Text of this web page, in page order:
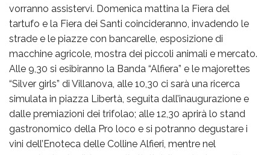
vorranno assistervi. Domenica mattina la Fiera del
tartufo e la Fiera dei Santi coincideranno, invadendo le
strade e le piazze con bancarelle, esposizione di
macchine agricole, mostra dei piccoli animali e mercato.
Alle 9,30 si esibiranno la Banda “Alfiera” e le majorettes
“Silver girls” di Villanova, alle 10,30 ci sarà una ricerca
simulata in piazza Libertà, seguita dall’inaugurazione e
dalle premiazioni dei trifolao; alle 12,30 aprirà lo stand
gastronomico della Pro loco e si potranno degustare i
vini dell’Enoteca delle Colline Alfieri, mentre nel